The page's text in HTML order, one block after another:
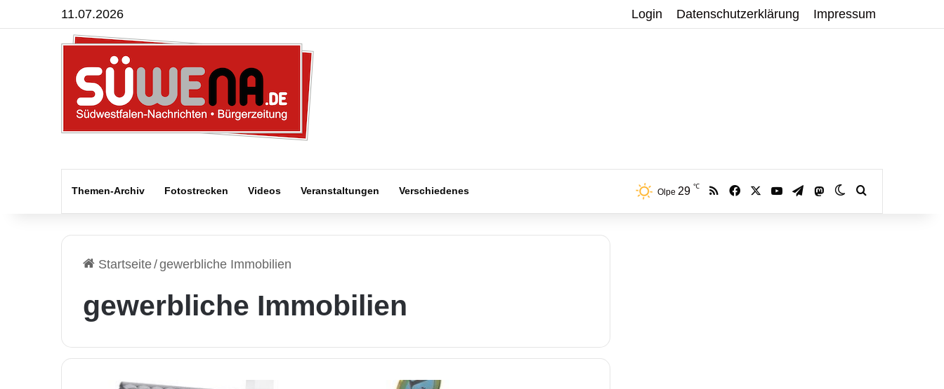
11.07.2026 Login Datenschutzerklärung Impressum
Themen-Archiv Fotostrecken Videos Veranstaltungen Verschiedenes Olpe 29 ℃ RSS Facebook YouTubeTelegramMastodonSkin umschalten
Startseite/gewerbliche Immobilien
gewerbliche Immobilien